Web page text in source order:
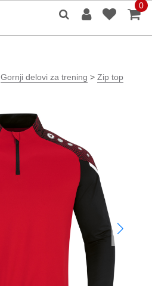
0
Gornji delovi za trening > Zip top